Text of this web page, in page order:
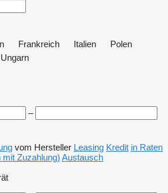
Frankreich Italien
Polen
Ungarn
–
vom Hersteller Leasing Kredit in Raten
mit Zuzahlung) Austausch